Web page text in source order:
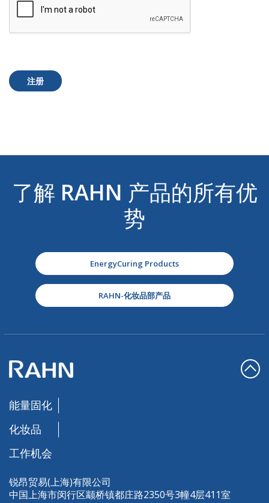
注册
了解 RAHN 产品的所有优
势
EnergyCuring Products
RAHN-化妆品部产品
锐昂贸易(上海)有限公司
中国上海市闵行区颛桥镇都庄路2350号3幢4层411室
能量固化
化妆品
工作机会